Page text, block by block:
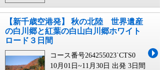
【新千歳空港発】 秋の北陸 世界遺産
の白川郷と紅葉の白山白川郷ホワイト
ロード３日間
コース番号264255023`CTS0
10月01日~11月30日 出発 3日間